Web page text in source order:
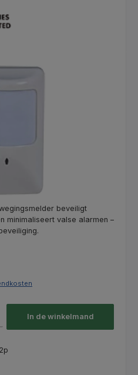
beveiligt
minimaliseert valse alarmen –
In de winkelmand